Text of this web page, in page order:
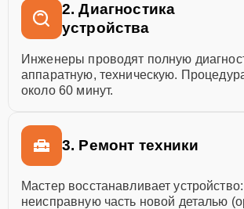
2. Диагностика
устройства
Инженеры проводят полную
аппаратную, техническую.
около 60 минут.
3. Ремонт техники
Мастер восстанавливает
неисправную часть новой деталью